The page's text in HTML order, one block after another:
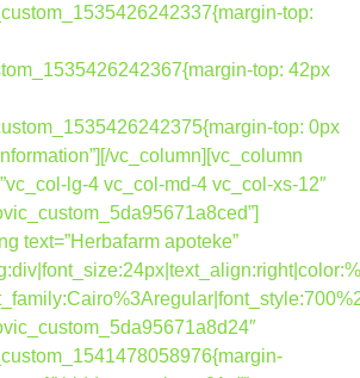
top:
top: 42px
top: 0px
vc_column][vc_column
lg-4 vc_col-md-4 vc_col-xs-12″
text=”Herbafarm apoteke”